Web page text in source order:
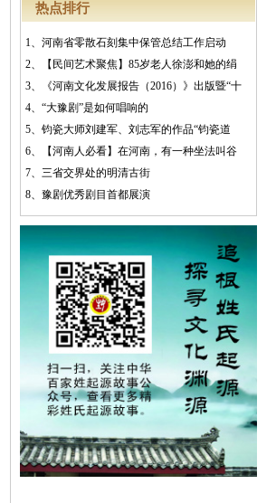
热点排行
1、 河南省零散石刻集中保管总结工作启动
2、
【民间艺术聚焦】85岁老人徐澎和她的绢
3、
《河南文化发展报告（2016）》出版暨“十
4、 “大豫剧”是如何唱响的
5、 钧瓷大师刘建军、刘志军的作品“钧瓷道
6、
【河南人必看】在河南，有一种坐法叫谷
7、 三省交界处的明清古街
8、 豫剧优秀剧目首都展演